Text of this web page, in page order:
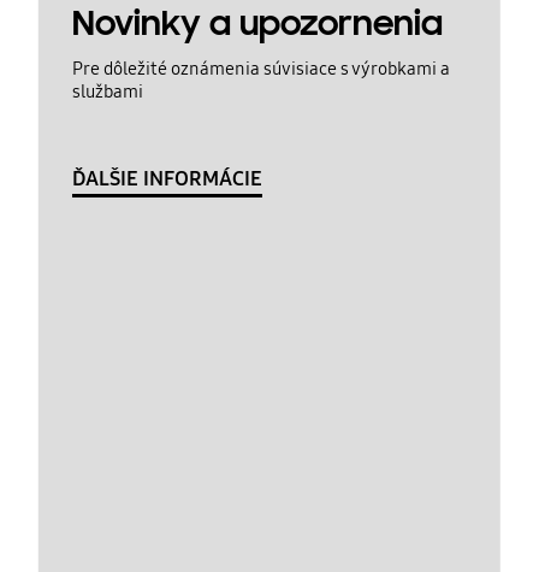
Novinky a upozornenia
Pre dôležité oznámenia súvisiace s výrobkami a
službami
ĎALŠIE INFORMÁCIE